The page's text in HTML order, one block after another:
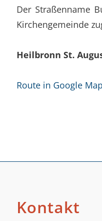
Der Straßenname
Kirchengemeinde
Heilbronn St.
Route in Google
Kontakt